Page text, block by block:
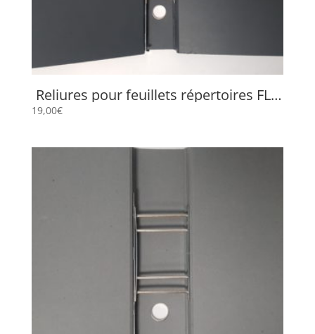
Reliures pour feuillets répertoires FLP
19,00€